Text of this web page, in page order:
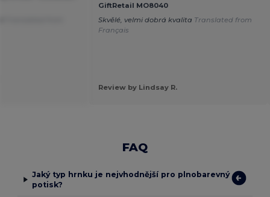
GiftRetail MO8040
Skvělé, velmi dobrá kvalita Translated from
Français
Review by Lindsay R.
FAQ
Jaký typ hrnku je nejvhodnější pro plnobarevný
potisk?